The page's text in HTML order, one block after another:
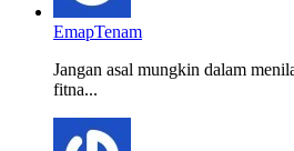
EmapTenam
Jangan asal mungkin dalam
fitna...